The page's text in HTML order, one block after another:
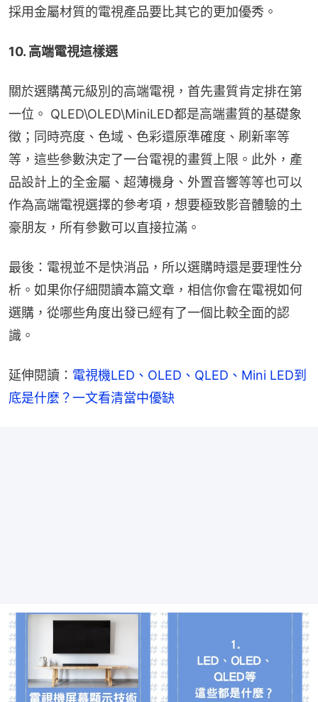
採用金屬材質的電視產品要比其它的更加優秀。
10. 高端電視這樣選
關於選購萬元級別的高端電視，首先畫質肯定排在第
一位。 QLED\OLED\MiniLED都是高端畫質的基礎象
徵；同時亮度、色域、色彩還原準確度、刷新率等
等，這些參數決定了一台電視的畫質上限。此外，產
品設計上的全金屬、超薄機身、外置音響等等也可以
作為高端電視選擇的參考項，想要極致影音體驗的土
豪朋友，所有參數可以直接拉滿。
最後：電視並不是快消品，所以選購時還是要理性分
析。如果你仔細閱讀本篇文章，相信你會在電視如何
選購，從哪些角度出發已經有了一個比較全面的認
識。
延伸閱讀： 電視機LED、OLED、QLED、Mini LED到
底是什麼？一文看清當中優缺